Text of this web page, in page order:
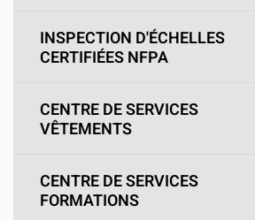
INSPECTION D'ÉCHELLES
CERTIFIÉES NFPA
CENTRE DE SERVICES
VÊTEMENTS
CENTRE DE SERVICES
FORMATIONS